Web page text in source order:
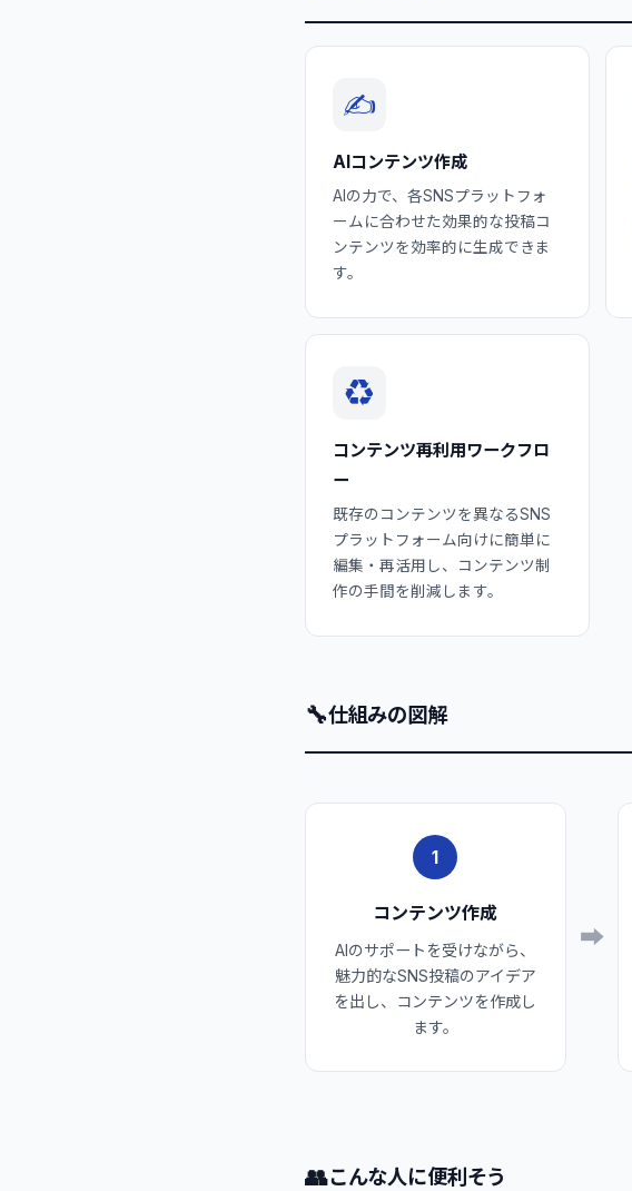
✍️
AIコンテンツ作成
AIの力で、各SNSプラットフォ
ームに合わせた効果的な投稿コ
ンテンツを効率的に生成できま
す。
♻️
コンテンツ再利用ワークフロ
ー
既存のコンテンツを異なるSNS
プラットフォーム向けに簡単に
編集・再活用し、コンテンツ制
作の手間を削減します。
🔧仕組みの図解
1
コンテンツ作成
AIのサポートを受けながら、
魅力的なSNS投稿のアイデア
を出し、コンテンツを作成し
ます。
➡
👥こんな人に便利そう